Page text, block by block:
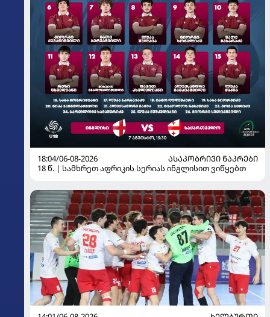
18:04/06-08-2026
ᲐᲡᲐᲙᲝᲑᲠᲘᲕᲘ ᲜᲐᲙᲠᲔᲑᲘ
18 წ. | სამხრეთ აფრიკის სერიას ინგლისით ვიწყებთ